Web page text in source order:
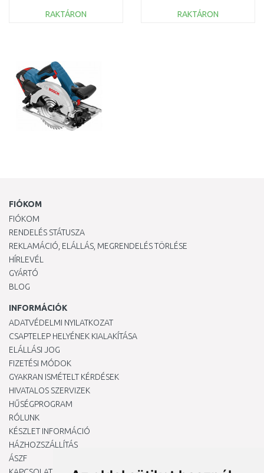
RAKTÁRON
06016A2101
RAKTÁRON
FIÓKOM
FIÓKOM
RENDELÉS STÁTUSZA
REKLAMÁCIÓ, ELÁLLÁS, MEGRENDELÉS TÖRLÉSE
HÍRLEVÉL
GYÁRTÓ
BLOG
INFORMÁCIÓK
ADATVÉDELMI NYILATKOZAT
CSAPTELEP HELYÉNEK KIALAKÍTÁSA
ELÁLLÁSI JOG
FIZETÉSI MÓDOK
GYAKRAN ISMÉTELT KÉRDÉSEK
HIVATALOS SZERVIZEK
HŰSÉGPROGRAM
RÓLUNK
KÉSZLET INFORMÁCIÓ
HÁZHOZSZÁLLÍTÁS
ÁSZF